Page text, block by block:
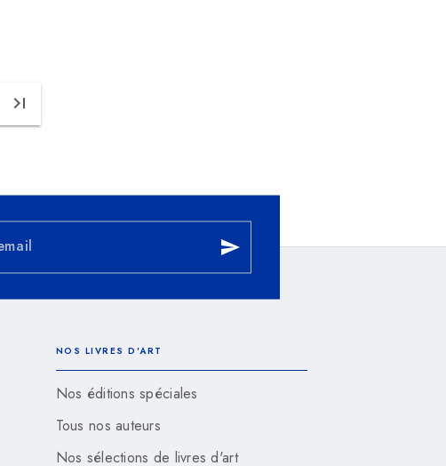
last_page
send
NOS LIVRES D'ART
Nos éditions spéciales
Tous nos auteurs
Nos sélections de livres d'art